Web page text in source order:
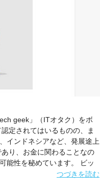
geek」（ITオタク）をボ
定されてはいるものの、ま
インドネシアなど、発展途上
り、お金に関わることなの
能性を秘めています。 ビッ
ろん通貨単位も世界共通で
つづきを読む